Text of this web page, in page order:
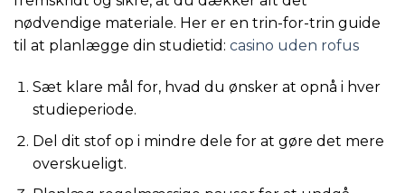
nødvendige materiale. Her er en trin-for-trin guide
til at planlægge din studietid: casino uden rofus
Sæt klare mål for, hvad du ønsker at opnå i hver
studieperiode.
Del dit stof op i mindre dele for at gøre det mere
overskueligt.